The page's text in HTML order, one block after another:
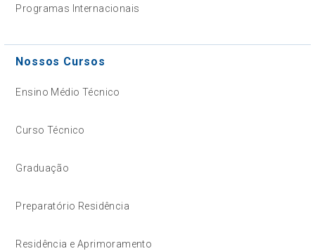
Programas Internacionais
Nossos Cursos
Ensino Médio Técnico
Curso Técnico
Graduação
Preparatório Residência
Residência e Aprimoramento